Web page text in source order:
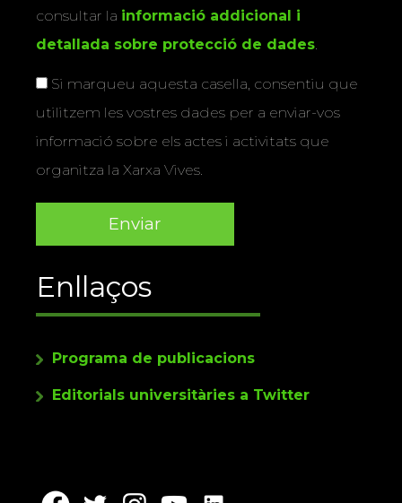
consultar la informació addicional i
detallada sobre protecció de dades.
Si marqueu aquesta casella, consentiu que
utilitzem les vostres dades per a enviar-vos
informació sobre els actes i activitats que
organitza la Xarxa Vives.
Enllaços
Programa de publicacions
Editorials universitàries a Twitter